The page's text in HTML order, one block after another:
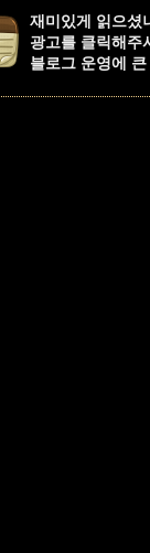
재미있게 읽으셨
광고를 클릭해주
블로그 운영에